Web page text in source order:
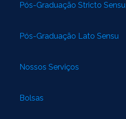
Pós-Graduação Stricto Sensu
Pós-Graduação Lato Sensu
Nossos Serviços
Bolsas